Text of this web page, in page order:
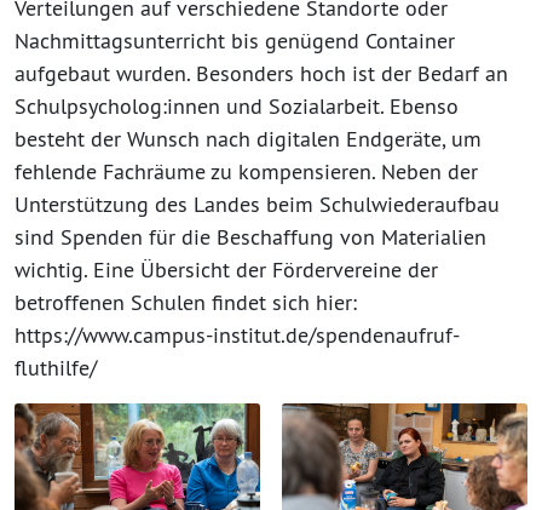
Verteilungen auf verschiedene Standorte oder
Nachmittagsunterricht bis genügend Container
aufgebaut wurden. Besonders hoch ist der Bedarf an
Schulpsycholog:innen und Sozialarbeit. Ebenso
besteht der Wunsch nach digitalen Endgeräte, um
fehlende Fachräume zu kompensieren. Neben der
Unterstützung des Landes beim Schulwiederaufbau
sind Spenden für die Beschaffung von Materialien
wichtig. Eine Übersicht der Fördervereine der
betroffenen Schulen findet sich hier:
https://www.campus-institut.de/spendenaufruf-
fluthilfe/